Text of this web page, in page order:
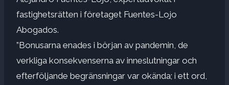
fastighetsrätten i företaget Fuentes-Lojo
Abogados.
”Bonusarna enades i början av pandemin, de
verkliga konsekvenserna av inneslutningar och
efterföljande begränsningar var okända; i ett ord,